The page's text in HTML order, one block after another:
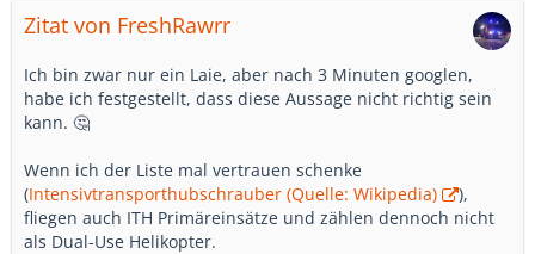
Zitat von FreshRawrr
Ich bin zwar nur ein Laie, aber nach 3 Minuten googlen,
habe ich festgestellt, dass diese Aussage nicht richtig sein
kann. 🤔
Wenn ich der Liste mal vertrauen schenke
(Intensivtransporthubschrauber (Quelle: Wikipedia)
),
fliegen auch ITH Primäreinsätze und zählen dennoch nicht
als Dual-Use Helikopter.